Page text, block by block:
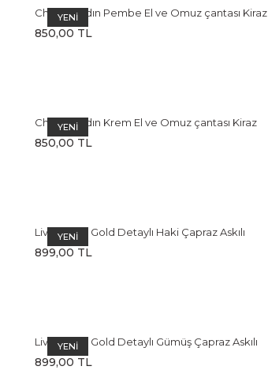
YENİ
Cherry Kadın Pembe El ve Omuz çantası Kiraz
Charm Aksesuarlı
850,00 TL
YENİ
Cherry Kadın Krem El ve Omuz çantası Kiraz
Charm Aksesuarlı
850,00 TL
YENİ
Livia Kadın Gold Detaylı Haki Çapraz Askılı
Omuz Çantası
899,00 TL
YENİ
Livia Kadın Gold Detaylı Gümüş Çapraz Askılı
Omuz Çantası
899,00 TL